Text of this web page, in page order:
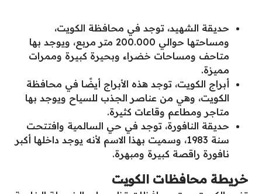
حديقة الشهيد، توجد في محافظة الكويت،
ومساحتها حوالي 200.000 متر مربع، ويوجد بها
متاحف ومساحات خضراء وبحيرة كبيرة وممرات
مميزة.
أبراج الكويت، توجد هذه الأبراج أيضًا في محافظة
الكويت، وهي من عناصر الجذب للسياح ويوجد بها
متاجر ومطاعم وقاعات كثيرة.
حديقة النافورة، توجد في حي السالمية وافتتحت
سنة 1983، وسميت بهذا الاسم لأنه يوجد داخلها أكبر
نافورة راقصة كبيرة ومبهرة.
خريطة محافظات الكويت